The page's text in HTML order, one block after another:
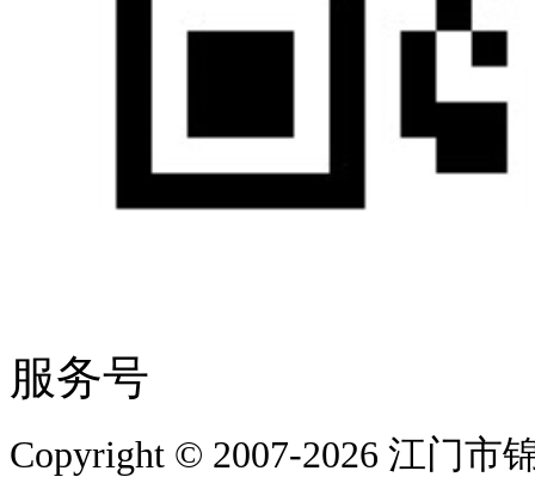
服务号
Copyright © 2007-2026 江门市